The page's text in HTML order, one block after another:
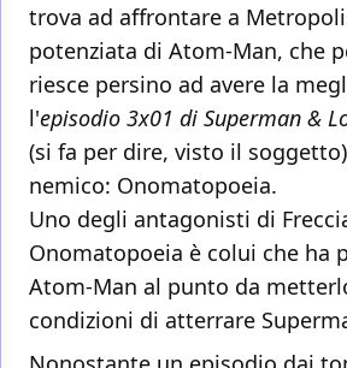
trova ad affrontare a
potenziata di Atom-Man, che
riesce persino ad avere la
l'episodio 3x01 di Superman &
(si fa per dire, visto il
nemico: Onomatopoeia.
Uno degli antagonisti di
Onomatopoeia è colui che ha
Atom-Man al punto da
condizioni di atterrare